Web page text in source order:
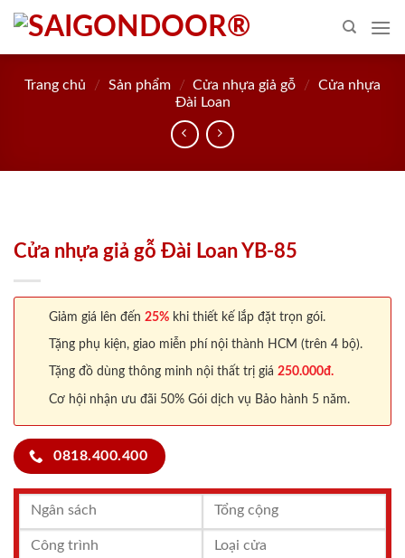
Skip
content
Trang chủ / Sản phẩm / Cửa nhựa giả gỗ /
Cửa nhựa
Đài Loan
Cửa nhựa giả gỗ Đài Loan YB-85
Giảm giá lên đến 25% khi thiết kế lắp đặt trọn gói.
Tặng phụ kiện, giao miễn phí nội thành HCM (trên 4 bộ).
Tặng đồ dùng thông minh nội thất trị giá 250.000đ.
Cơ hội nhận ưu đãi 50% Gói dịch vụ Bảo hành 5 năm.
0818.400.400